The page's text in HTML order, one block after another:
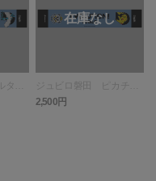
リ
ジュビロ磐田 ピカチュ
ウ タオルマフラー
2,500円